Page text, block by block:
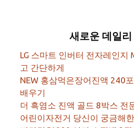
새로운 데일
LG 스마트 인버터 전자레인지
고 간단하게
NEW 홍삼먹은장어진액 240
배우기
더 흑염소 진액 골드 8박스 전
어린이자전거 당신이 궁금해